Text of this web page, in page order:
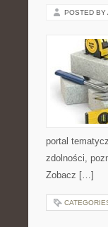
POSTED BY
portal
zdolności,
Zobacz […]